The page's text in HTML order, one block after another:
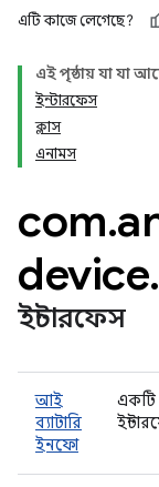
এটি কাজে লেগেছে?
এই পৃষ্ঠায় যা যা
ইন্টারফেস
ক্লাস
এনামস
com.
device.
ইন্টারফেস
আই
ব্যাটারি
ইনফো
একটি